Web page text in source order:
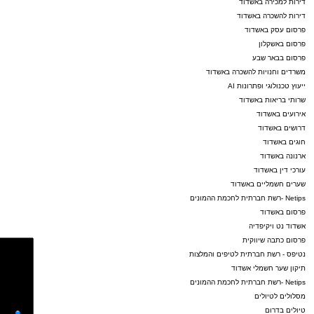
דירות למכירה באשדוד
דירות להשכרה באשדוד
פרסום עסק באשדוד
פרסום באשקלון
פרסום בבאר שבע
משרדים וחנויות להשכרה באשדוד
ייעוץ טכנולוגי ופתרונות AI
שרותי בריאות באשדוד
אירועים באשדוד
דרושים באשדוד
חוגים באשדוד
ארנונה באשדוד
עורכי דין באשדוד
שערים חשמליים באשדוד
Netips -רשת חברתית לחכמת ההמונים
פרסום באשדוד
אשדוד נט ויקיפדיה
פרסום כתבה שיווקית
נטיפס - רשת חברתית לטיפים והמלצות
תיקון שער חשמלי אשדוד
Netips -רשת חברתית לחכמת ההמונים
מסלולים לטיולים
טיולים בדרום